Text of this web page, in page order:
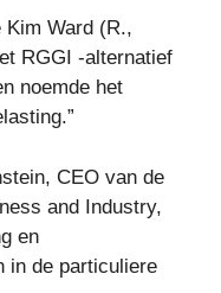
Kim Ward (R.,
RGGI -alternatief
noemde het
CEO van de
and Industry,
en
in de particuliere